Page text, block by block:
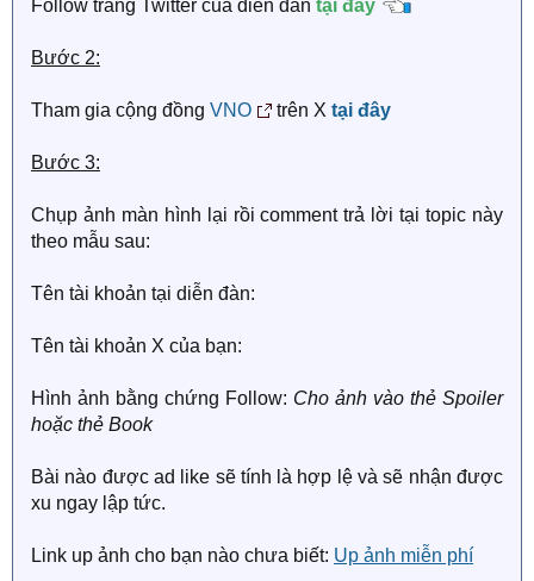
Follow trang Twitter của diễn đàn tại đây
Bước 2:
Tham gia cộng đồng VNO trên X tại đây
Bước 3:
Chụp ảnh màn hình lại rồi comment trả lời tại topic này
theo mẫu sau:
Tên tài khoản tại diễn đàn:
Tên tài khoản X của bạn:
Hình ảnh bằng chứng Follow: Cho ảnh vào thẻ Spoiler
hoặc thẻ Book
Bài nào được ad like sẽ tính là hợp lệ và sẽ nhận được
xu ngay lập tức.
Link up ảnh cho bạn nào chưa biết: Up ảnh miễn phí